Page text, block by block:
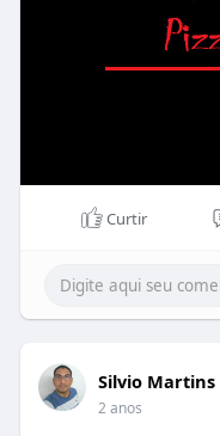
Curtir
Silvio Martins
2 anos